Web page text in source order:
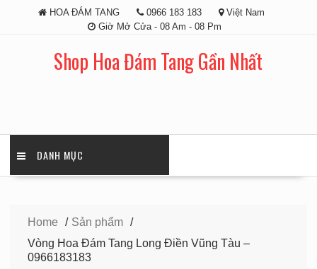
HOA ĐÁM TANG 0966 183 183
Việt Nam
Giờ Mở Cửa - 08 Am - 08 Pm
Shop Hoa Đám Tang Gần Nhất
DANH MỤC
Home
Sản phẩm
Vòng Hoa Đám Tang Long Điền Vũng Tàu –
0966183183